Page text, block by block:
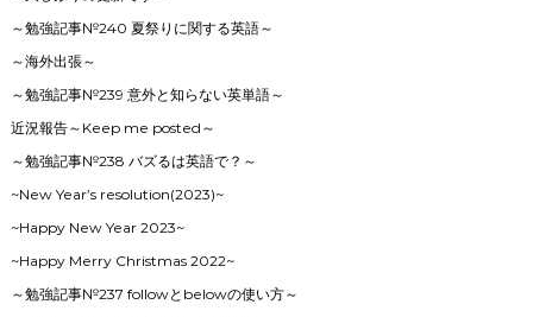
～勉強記事№240 夏祭りに関する英語～
～海外出張～
～勉強記事№239 意外と知らない英単語～
近況報告～Keep me posted～
～勉強記事№238 バズるは英語で？～
~New Year’s resolution(2023)~
~Happy New Year 2023~
~Happy Merry Christmas 2022~
～勉強記事№237 followとbelowの使い方～